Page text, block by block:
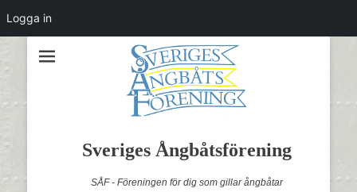
Sveriges Ångbåtsförening
SÅF - Föreningen för dig som gillar ångbåtar
Logga in